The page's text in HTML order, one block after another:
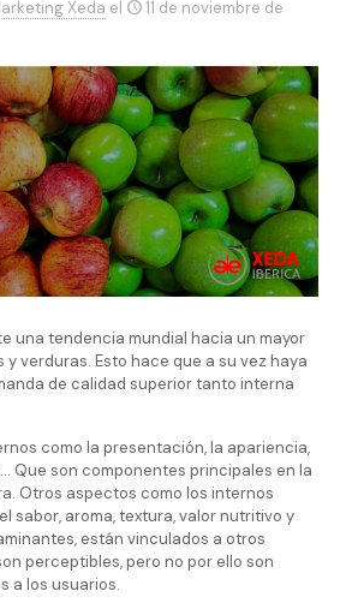
Xeda el
11 de noviembre de
una tendencia mundial hacia un mayor
y verduras. Esto hace que a su vez haya
de calidad superior tanto interna
como la presentación, la apariencia,
Que son componentes principales en la
Otros aspectos como los internos
sabor, aroma, textura, valor nutritivo y
están vinculados a otros
perceptibles, pero no por ello son
a los usuarios.